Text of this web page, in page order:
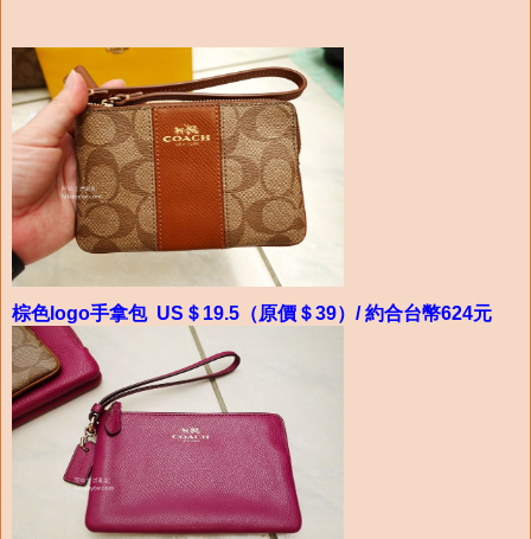
棕色logo手拿包 US＄19.5（原價＄39）/ 約合台幣624元